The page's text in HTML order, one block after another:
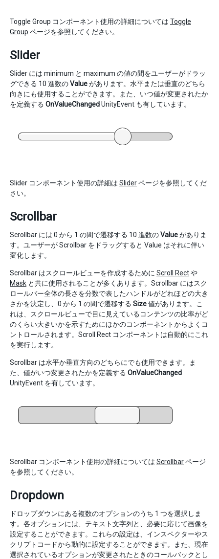
Toggle Group コンポーネント使用の詳細については Toggle
Group ページを参照してください。
Slider
Slider には minimum と maximum の値の間をユーザーがドラッ
グできる 10 進数のValueがあります。水平または垂直のどちら
向きにも使用することができます。また、いつ値が変更されたか
を定義する OnValueChangedUnityEvent も有しています。
Slider コンポーネント使用の詳細は Sliderページを参照してくだ
さい。
Scrollbar
Scrollbar には 0 から 1 の間で遷移する 10 進数のValueがありま
す。ユーザーが Scrollbar をドラッグすると Value はそれに伴い
変化します。
Scrollbar はスクロールビューを作成するために Scroll Rectや
Mask と共に使用されることが多くあります。Scrollbar にはスク
ロールバー全体の長さを分数で表したハンドルがどれほどの大き
さかを決定し、0 から 1 の間で遷移する Size値があります。こ
れは、スクロールビューで目に見えているコンテンツの比率がど
のくらい大きいかを示すためにほかのコンポーネントからよくコ
ントロールされます。Scroll Rect コンポーネントは自動的にこれ
を実行します。
Scrollbar は水平か垂直方向のどちらにでも使用できます。ま
た、値がいつ変更されたかを定義する OnValueChanged
UnityEvent を有しています。
Scrollbar コンポーネント使用の詳細については Scrollbarページ
を参照してください。
Dropdown
ドロップダウンにある複数のオプションのうち 1 つを選択しま
す。各オプションには、テキスト文字列と、必要に応じて画像を
設定することができます。これらの設定は、インスペクターやス
クリプトコードから動的に設定することができます。また、現在
選択されているオプションが変更されたときのコールバックとし